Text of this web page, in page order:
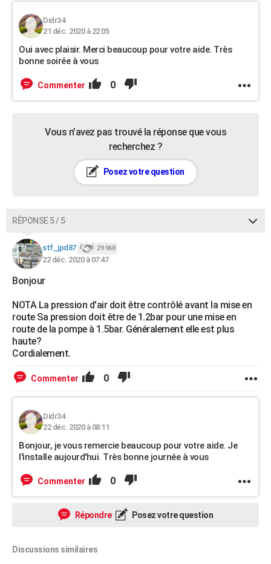
Didr34
21 déc. 2020 à 22:05
Oui avec plaisir. Merci beaucoup pour votre aide. Très
bonne soirée à vous
Commenter 0
Vous n’avez pas trouvé la réponse que vous
recherchez ?
Posez votre question
RÉPONSE 5 / 5
stf_jpd87 29 968
22 déc. 2020 à 07:47
Bonjour
NOTA La pression d'air doit être contrôlé avant la mise en
route Sa pression doit être de 1.2bar pour une mise en
route de la pompe à 1.5bar. Généralement elle est plus
haute?
Cordialement.
Commenter 0
Didr34
22 déc. 2020 à 08:11
Bonjour, je vous remercie beaucoup pour votre aide. Je
l'installe aujourd'hui. Très bonne journée à vous
Commenter 0
Répondre Posez votre question
Discussions similaires